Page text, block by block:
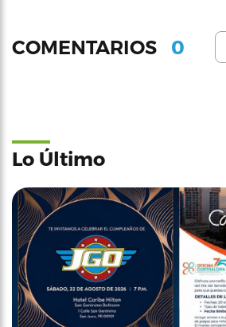
COMENTARIOS 0
Lo Último